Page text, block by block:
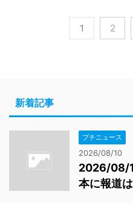
1 2
新着記事
プチニュース
2026/08/10
2026/08/
本に報道